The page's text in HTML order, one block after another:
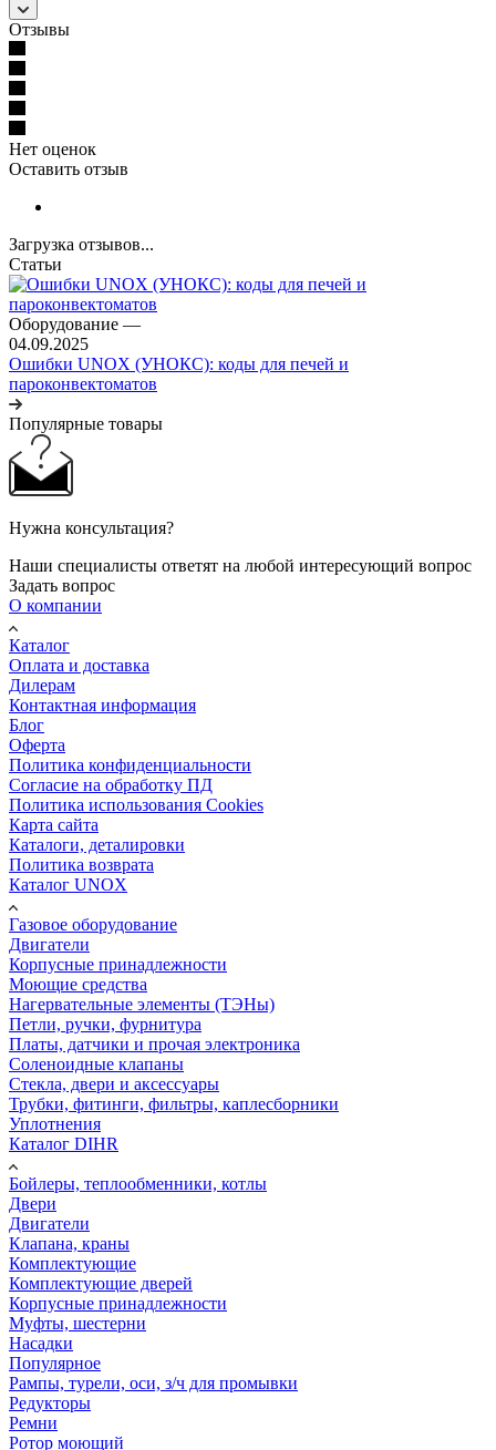
Отзывы
Нет оценок
Оставить отзыв
Загрузка отзывов...
Статьи
Оборудование —
04.09.2025
Ошибки UNOX (УНОКС): коды для печей и
пароконвектоматов
Популярные товары
Нужна консультация?
Наши специалисты ответят на любой интересующий вопрос
Задать вопрос
О компании
Каталог
Оплата и доставка
Дилерам
Контактная информация
Блог
Оферта
Политика конфиденциальности
Согласие на обработку ПД
Политика использования Cookies
Карта сайта
Каталоги, деталировки
Политика возврата
Каталог UNOX
Газовое оборудование
Двигатели
Корпусные принадлежности
Моющие средства
Нагервательные элементы (ТЭНы)
Петли, ручки, фурнитура
Платы, датчики и прочая электроника
Соленоидные клапаны
Стекла, двери и аксессуары
Трубки, фитинги, фильтры, каплесборники
Уплотнения
Каталог DIHR
Бойлеры, теплообменники, котлы
Двери
Двигатели
Клапана, краны
Комплектующие
Комплектующие дверей
Корпусные принадлежности
Муфты, шестерни
Насадки
Популярное
Рампы, турели, оси, з/ч для промывки
Редукторы
Ремни
Ротор моющий